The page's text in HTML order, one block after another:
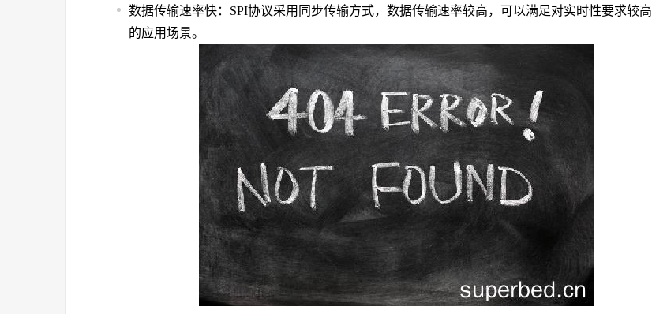
数据传输速率快：SPI协议采用同步传输方式，数据传输速率较高，可以满足对实时性要求较高
的应用场景。